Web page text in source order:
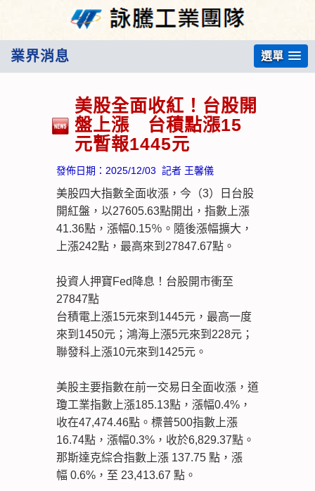
業界消息 選單
美股全面收紅！台股開
盤上漲 台積點漲15
元暫報1445元
發佈日期： 2025/12/03 記者 王馨儀
美股四大指數全面收漲，今（3）日台股
開紅盤，以27605.63點開出，指數上漲
41.36點，漲幅0.15％。隨後漲幅擴大，
上漲242點，最高來到27847.67點。
投資人押寶Fed降息！台股開市衝至
27847點
台積電上漲15元來到1445元，最高一度
來到1450元；鴻海上漲5元來到228元；
聯發科上漲10元來到1425元。
美股主要指數在前一交易日全面收漲，道
瓊工業指數上漲185.13點，漲幅0.4%，
收在47,474.46點。標普500指數上漲
16.74點，漲幅0.3%，收於6,829.37點。
那斯達克綜合指數上漲 137.75 點，漲
幅 0.6%，至 23,413.67 點。